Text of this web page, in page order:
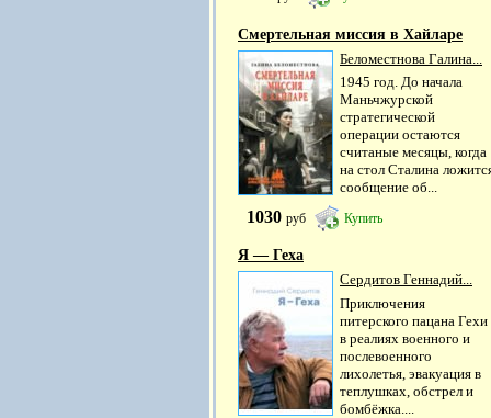
Смертельная миссия в Хайларе
Беломестнова Галина...
1945 год. До начала
Маньчжурской
стратегической
операции остаются
считаные месяцы, когда
на стол Сталина
сообщение об...
1030 руб Купить
Я — Геха
Сердитов Геннадий...
Приключения
питерского пацана Гехи
в реалиях военного и
послевоенного
лихолетья, эвакуация в
теплушках, обстрел и
бомбёжка....